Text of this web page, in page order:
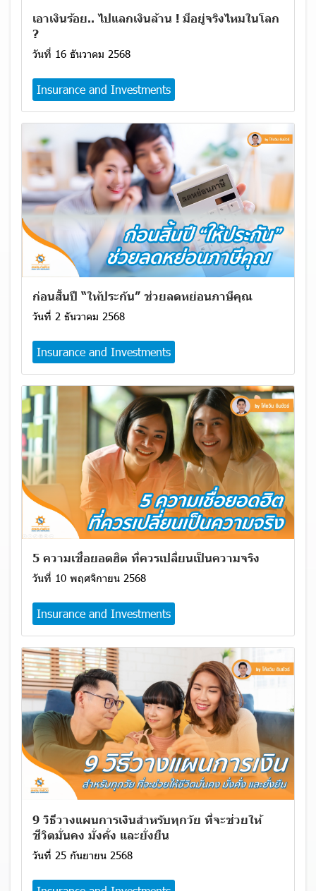
เอาเงินร้อย.. ไปแลกเงินล้าน ! มีอยู่จริงไหมในโลก
?
วันที่ 16 ธันวาคม 2568
Insurance and Investments
ก่อนสิ้นปี “ให้ประกัน” ช่วยลดหย่อนภาษีคุณ
วันที่ 2 ธันวาคม 2568
Insurance and Investments
5 ความเชื่อยอดฮิต ที่ควรเปลี่ยนเป็นความจริง
วันที่ 10 พฤศจิกายน 2568
Insurance and Investments
9 วิธีวางแผนการเงินสำหรับทุกวัย ที่จะช่วยให้
ชีวิตมั่นคง มั่งคั่ง และยั่งยืน
วันที่ 25 กันยายน 2568